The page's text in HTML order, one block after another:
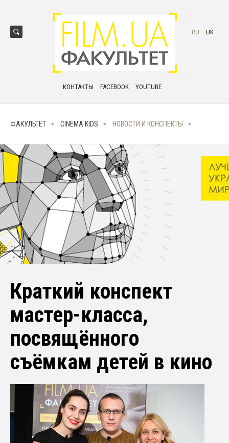
КОНТАКТЫ FACEBOOK YOUTUBE
RU UK
ФАКУЛЬТЕТ CINEMA KIDS НОВОСТИ И КОНСПЕКТЫ
Краткий конспект
мастер-класса,
посвящённого
съёмкам детей в кино